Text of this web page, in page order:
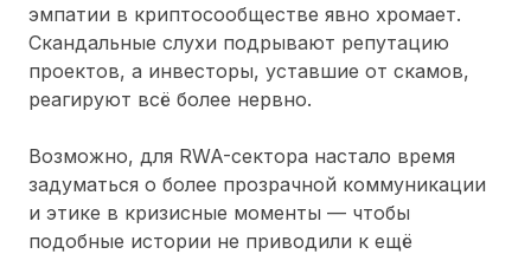
эмпатии в криптосообществе явно хромает.
Скандальные слухи подрывают репутацию
проектов, а инвесторы, уставшие от скамов,
реагируют всё более нервно.
Возможно, для RWA-сектора настало время
задуматься о более прозрачной коммуникации
и этике в кризисные моменты — чтобы
подобные истории не приводили к ещё